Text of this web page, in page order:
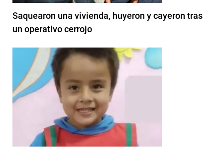
Saquearon una vivienda, huyeron y cayeron tras
un operativo cerrojo